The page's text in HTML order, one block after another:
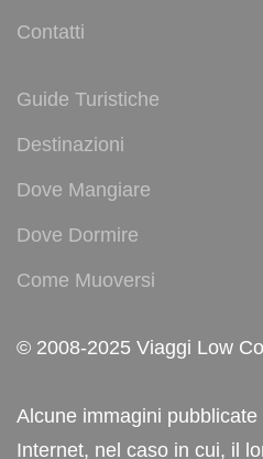
Contatti
Guide Turistiche
Destinazioni
Dove Mangiare
Dove Dormire
Come Muoversi
© 2008-2025 Viaggi Low
Alcune immagini
Internet, nel caso in cui, il